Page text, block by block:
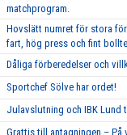
matchprogram.
Hovslätt numret för stora
fart, hög press och fint
Dåliga förberedelser och
Sportchef Sölve har ordet!
Julavslutning och IBK Lund
Grattis till antagningen – På